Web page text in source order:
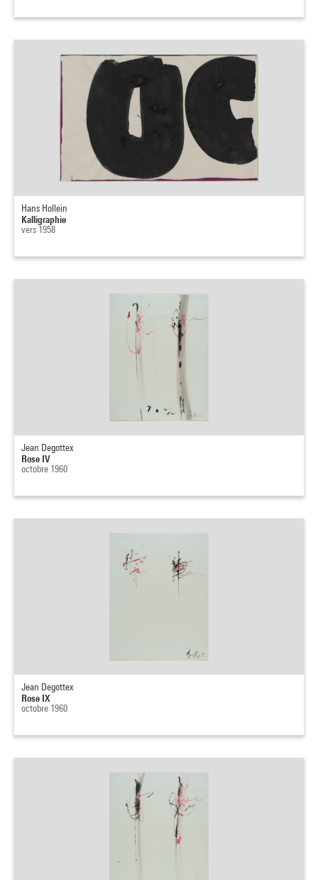
Hans Hollein
Kalligraphie
vers 1958
Jean Degottex
Rose IV
octobre 1960
Jean Degottex
Rose IX
octobre 1960